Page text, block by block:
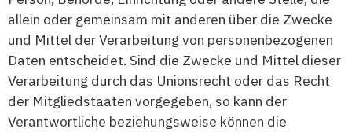
allein oder gemeinsam mit anderen über die Zwecke
und Mittel der Verarbeitung von personenbezogenen
Daten entscheidet. Sind die Zwecke und Mittel dieser
Verarbeitung durch das Unionsrecht oder das Recht
der Mitgliedstaaten vorgegeben, so kann der
Verantwortliche beziehungsweise können die